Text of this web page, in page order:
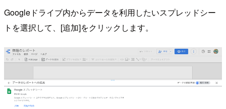
Googleドライブ内からデータを利用したいスプレッドシー
トを選択して、[追加]をクリックします。